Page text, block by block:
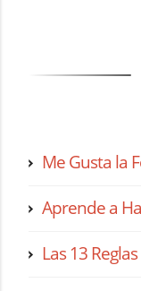
Me Gusta la
Aprende a
Las 13